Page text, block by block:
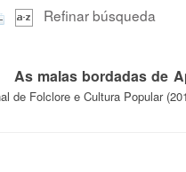
Refinar búsqueda
As malas bordadas de
de Folclore e Cultura Popular